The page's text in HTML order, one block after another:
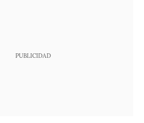
PUBLICIDAD